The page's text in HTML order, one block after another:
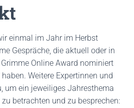
einmal im Jahr im Herbst
Gespräche, die aktuell oder in
Online Award nominiert
Weitere Expertinnen und
um ein jeweiliges Jahresthema
betrachten und zu besprechen: